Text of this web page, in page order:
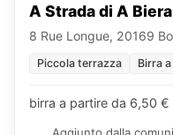
A Strada di A Biera
8 Rue Longue, 20169
Piccola terrazza Birra
birra a partire da 6,50 €